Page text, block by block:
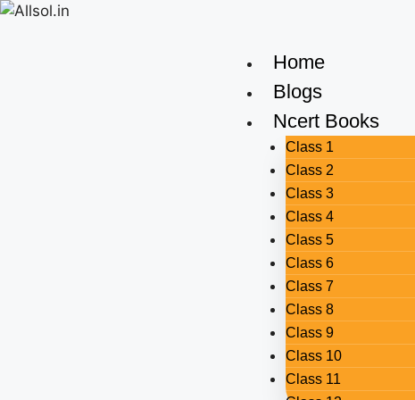
Home
Blogs
Ncert Books
Class 1
Class 2
Class 3
Class 4
Class 5
Class 6
Class 7
Class 8
Class 9
Class 10
Class 11